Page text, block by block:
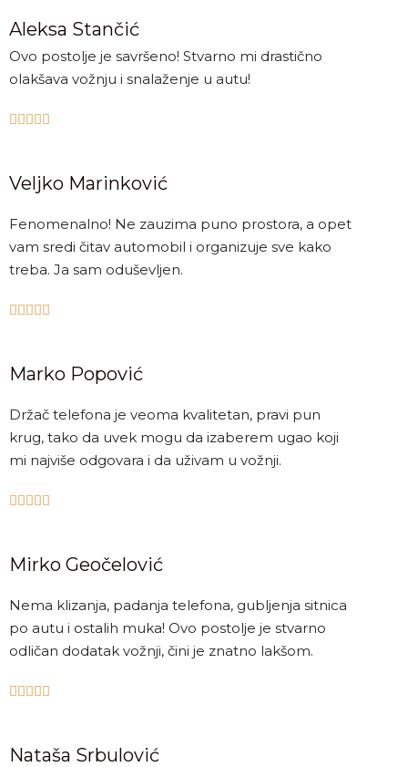
Aleksa Stančić
Ovo postolje je savršeno! Stvarno mi drastično
olakšava vožnju i snalaženje u autu!
    
Veljko Marinković
Fenomenalno! Ne zauzima puno prostora, a opet
vam sredi čitav automobil i organizuje sve kako
treba. Ja sam oduševljen.
    
Marko Popović
Držač telefona je veoma kvalitetan, pravi pun
krug, tako da uvek mogu da izaberem ugao koji
mi najviše odgovara i da uživam u vožnji.
    
Mirko Geočelović
Nema klizanja, padanja telefona, gubljenja sitnica
po autu i ostalih muka! Ovo postolje je stvarno
odličan dodatak vožnji, čini je znatno lakšom.
    
Nataša Srbulović